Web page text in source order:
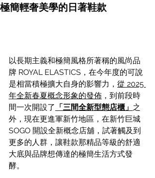
極簡輕奢美學的日著鞋款
以長期主義和極簡風格所著稱的風尚品
牌 ROYAL ELASTICS，在今年度的可說
是相當積極擴大自身的影響力， 從 2025
年全新春夏概念形象的發佈 ，到前段時
間一次開設了 「三間全新型態店櫃」 之
外，現在更進軍新竹地區，在新竹巨城
SOGO 開設全新概念店舖，試著觸及到
更多的人群，讓鞋款那精品等級的舒適
大底與品牌想傳達的極簡生活方式發
酵。